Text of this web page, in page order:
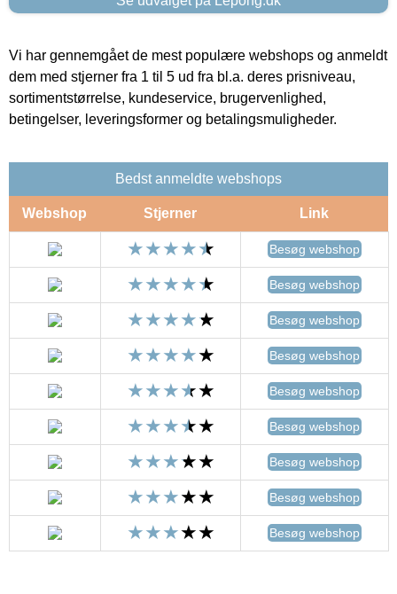
Vi har gennemgået de mest populære webshops og anmeldt
dem med stjerner fra 1 til 5 ud fra bl.a. deres prisniveau,
sortimentstørrelse, kundeservice, brugervenlighed,
betingelser, leveringsformer og betalingsmuligheder.
Bedst anmeldte webshops
Webshop Stjerner Link
Besøg webshop
Besøg webshop
Besøg webshop
Besøg webshop
Besøg webshop
Besøg webshop
Besøg webshop
Besøg webshop
Besøg webshop